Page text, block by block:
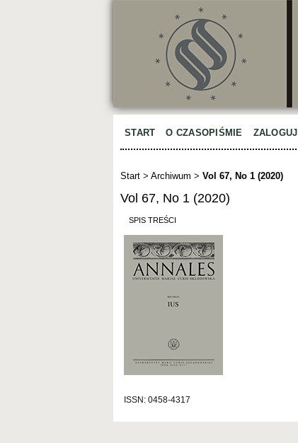
START O CZASOPIŚMIE ZALOGUJ
Start > Archiwum > Vol 67, No 1 (2020)
Vol 67, No 1 (2020)
SPIS TREŚCI
ISSN: 0458-4317